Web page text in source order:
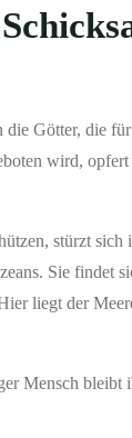
Götter, die
wird, opfert
stürzt sich
Sie findet
liegt der
Mensch